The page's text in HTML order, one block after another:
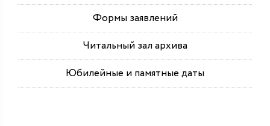
Формы заявлений
Читальный зал архива
Юбилейные и памятные даты